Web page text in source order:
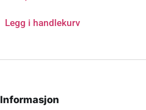
Legg i handlekurv
Informasjon